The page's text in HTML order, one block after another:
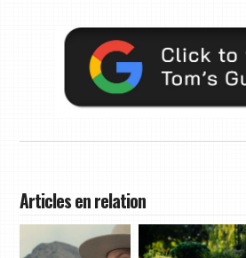
Articles en relation